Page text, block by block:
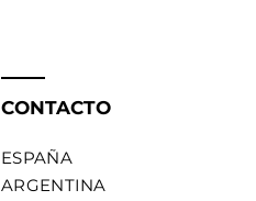
CONTACTO
ESPAÑA
ARGENTINA